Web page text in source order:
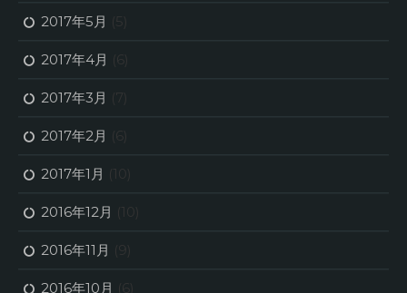
2017年5月 (5)
2017年4月 (6)
2017年3月 (7)
2017年2月 (6)
2017年1月 (10)
2016年12月 (10)
2016年11月 (9)
2016年10月 (6)